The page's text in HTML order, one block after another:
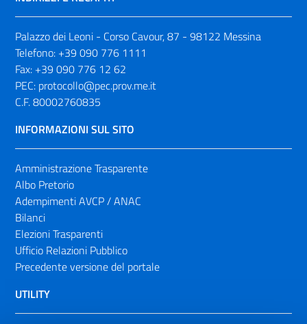
Palazzo dei Leoni - Corso Cavour, 87 - 98122 Messina
Telefono: +39 090 776 1111
Fax: +39 090 776 12 62
PEC: protocollo@pec.prov.me.it
C.F. 80002760835
INFORMAZIONI SUL SITO
Amministrazione Trasparente
Albo Pretorio
Adempimenti AVCP / ANAC
Bilanci
Elezioni Trasparenti
Ufficio Relazioni Pubblico
Precedente versione del portale
UTILITY